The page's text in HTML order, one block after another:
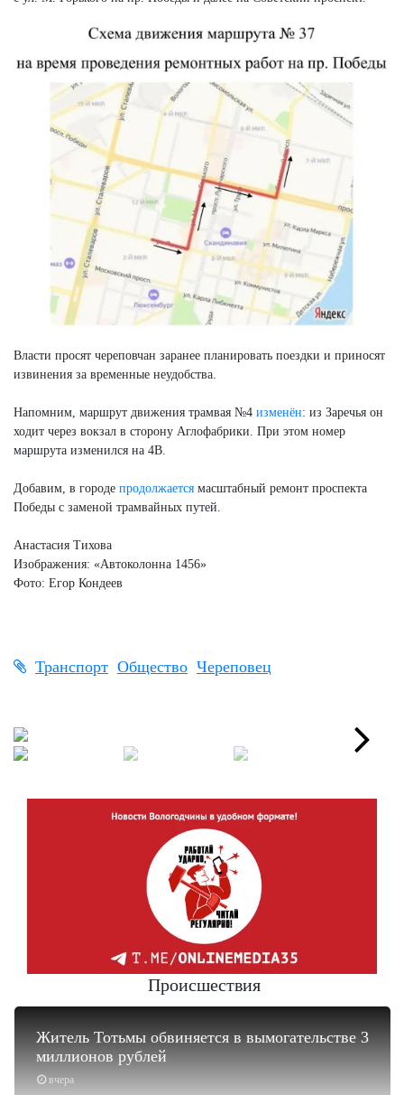
Власти просят череповчан заранее планировать поездки и приносят
извинения за временные неудобства.
Напомним, маршрут движения трамвая №4 изменён: из Заречья он
ходит через вокзал в сторону Аглофабрики. При этом номер
маршрута изменился на 4В.
Добавим, в городе продолжается масштабный ремонт проспекта
Победы с заменой трамвайных путей.
Анастасия Тихова
Изображения: «Автоколонна 1456»
Фото: Егор Кондеев
Транспорт Общество Череповец
Происшествия
вчера
Житель Тотьмы обвиняется в вымогательстве 3
миллионов рублей